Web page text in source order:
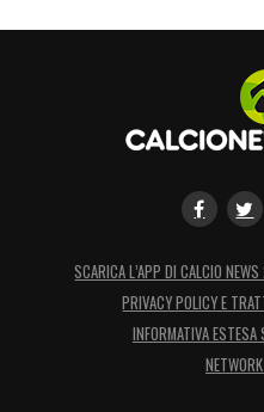
SCARICA L’APP DI CALCIO
PRIVACY POLICY E
INFORMATIVA ESTESA